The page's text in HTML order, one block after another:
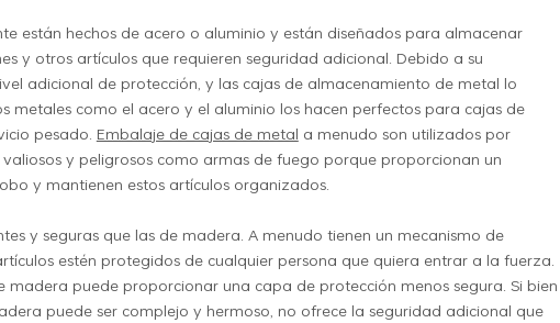
están hechos de acero o aluminio y están diseñados para almacenar
y otros artículos que requieren seguridad adicional. Debido a su
adicional de protección, y las cajas de almacenamiento de metal lo
metales como el acero y el aluminio los hacen perfectos para cajas de
pesado. Embalaje de cajas de metal a menudo son utilizados por
y peligrosos como armas de fuego porque proporcionan un
y mantienen estos artículos organizados.
y seguras que las de madera. A menudo tienen un mecanismo de
estén protegidos de cualquier persona que quiera entrar a la fuerza.
madera puede proporcionar una capa de protección menos segura. Si bien
puede ser complejo y hermoso, no ofrece la seguridad adicional que